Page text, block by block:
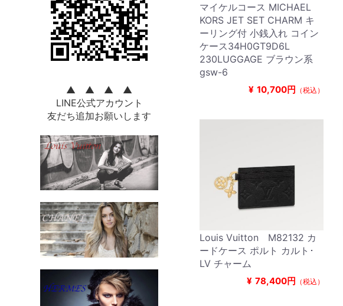
▲ ▲ ▲ ▲
LINE公式アカウント
友だち追加お願いします
マイケルコース MICHAEL
KORS JET SET CHARM キ
ーリング付 小銭入れ コイン
ケース34H0GT9D6L
230LUGGAGE ブラウン系
gsw-6
¥ 10,700円 （税込）
Louis Vuitton M82132 カ
ードケース ポルト カルト･
LV チャーム
¥ 78,400円 （税込）